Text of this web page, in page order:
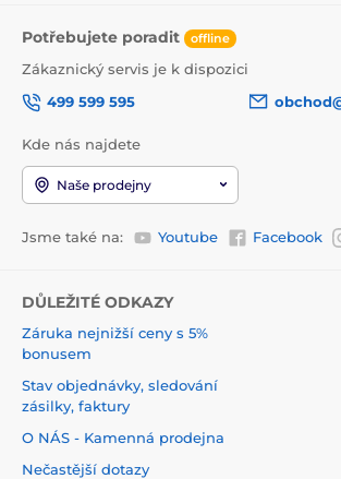
Potřebujete poradit offline
Zákaznický servis je k dispozici
499 599 595
Kde nás najdete
Naše prodejny
Jsme také na: Youtube Facebook
DŮLEŽITÉ ODKAZY
Záruka nejnižší ceny s 5%
bonusem
Stav objednávky, sledování
zásilky, faktury
O NÁS - Kamenná prodejna
Nečastější dotazy